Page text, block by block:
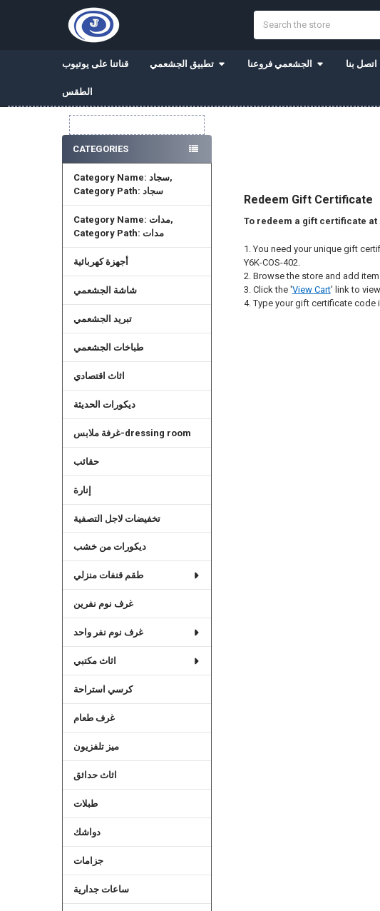
قناتنا على يوتيوب تطبيق الجشعمي الجشعمي فروعنا اتصل بنا
الطقس
Sidebar
CATEGORIES
Category Name: سجاد,
Category Path: سجاد
Category Name: مدات,
Category Path: مدات
أجهزة كهربائية
شاشة الجشعمي
تبريد الجشعمي
طباخات الجشعمي
اثاث اقتصادي
ديكورات الحديثة
غرفة ملابس-dressing room
حقائب
إنارة
تخفيضات لاجل التصفية
ديكورات من خشب
طقم قنفات منزلي
غرف نوم نفرين
غرف نوم نفر واحد
اثاث مكتبي
كرسي استراحة
غرف طعام
ميز تلفزيون
اثاث حدائق
طبلات
دواشك
جزامات
ساعات جدارية
Redeem Gift Certificate
You need your unique gift
Y6K-COS-402.
Browse the store and add
Click the 'View Cart' link to
Type your gift certificate code